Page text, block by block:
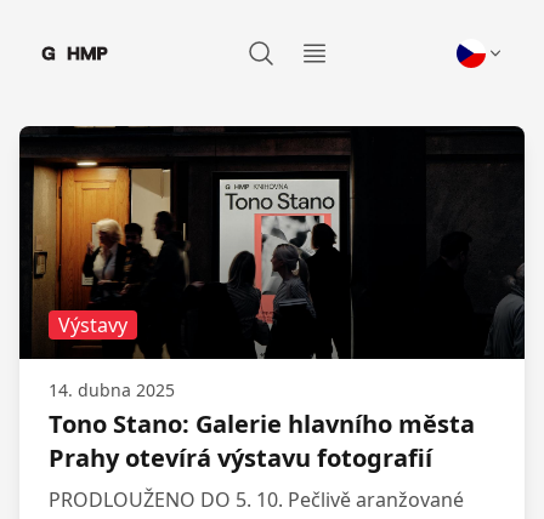
Galerie hlavního města Prahy
Otevřít menu
Výstavy
14. dubna 2025
Tono Stano: Galerie hlavního města
Prahy otevírá výstavu fotografií
PRODLOUŽENO DO 5. 10. Pečlivě aranžované